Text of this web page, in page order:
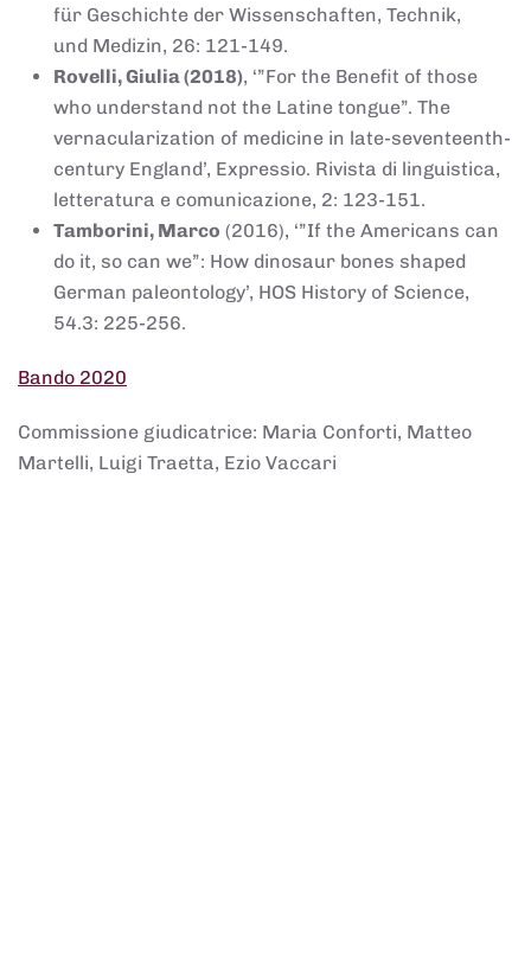
für Geschichte der Wissenschaften, Technik,
und Medizin, 26: 121-149.
Rovelli, Giulia (2018), ‘”For the Benefit of those
who understand not the Latine tongue”. The
vernacularization of medicine in late-seventeenth-
century England’, Expressio. Rivista di linguistica,
letteratura e comunicazione, 2: 123-151.
Tamborini, Marco (2016), ‘”If the Americans can
do it, so can we”: How dinosaur bones shaped
German paleontology’, HOS History of Science,
54.3: 225-256.
Bando 2020
Commissione giudicatrice: Maria Conforti, Matteo
Martelli, Luigi Traetta, Ezio Vaccari